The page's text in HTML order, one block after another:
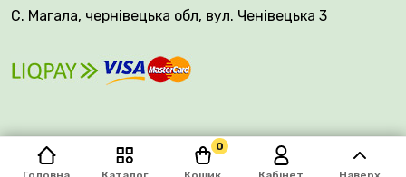
0
С. Магала, чернівецька обл, вул. Ченівецька 3
© 2026 Plantsvovk.com.ua